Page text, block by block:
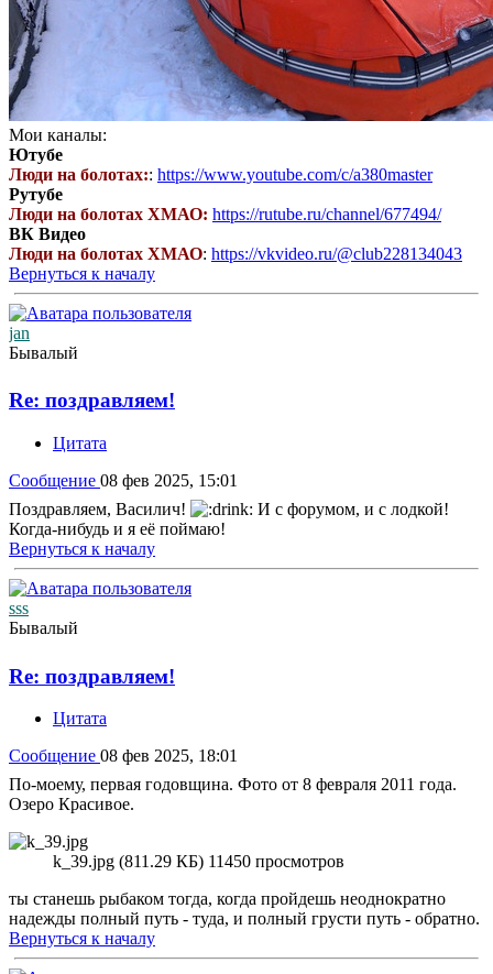
Мои каналы:
Ютубе
Люди на болотах:: https://www.youtube.com/c/a380master
Рутубе
Люди на болотах ХМАО: https://rutube.ru/channel/677494/
ВК Видео
Люди на болотах ХМАО: https://vkvideo.ru/@club228134043
Вернуться к началу
jan
Бывалый
Re: поздравляем!
Цитата
Сообщение 08 фев 2025, 15:01
Поздравляем, Василич!
И с форумом, и с лодкой!
Когда-нибудь и я её поймаю!
Вернуться к началу
sss
Бывалый
Re: поздравляем!
Цитата
Сообщение 08 фев 2025, 18:01
По-моему, первая годовщина. Фото от 8 февраля 2011 года.
Озеро Красивое.
k_39.jpg (811.29 КБ) 11450 просмотров
ты станешь рыбаком тогда, когда пройдешь неоднократно
надежды полный путь - туда, и полный грусти путь - обратно.
Вернуться к началу